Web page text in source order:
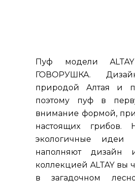
Пуф модели
ГОВОРУШКА.
природой Алтая и
поэтому пуф в
внимание формой,
настоящих грибов.
экологичные идеи
наполняют дизайн
коллекцией ALTAY вы
в загадочном